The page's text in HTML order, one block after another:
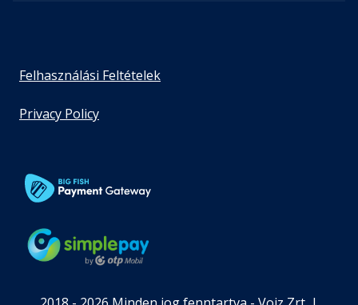
Felhasználási Feltételek
Privacy Policy